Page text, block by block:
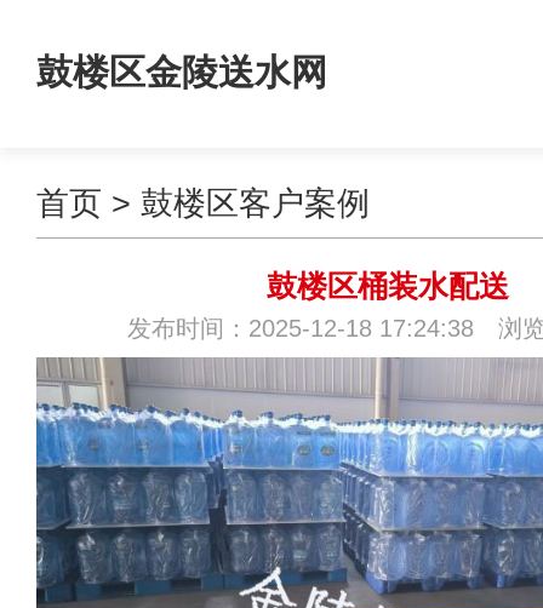
鼓楼区金陵送水网
首页 > 鼓楼区客户案例
鼓楼区桶装水配送
发布时间：2025-12-18 17:24:38 浏